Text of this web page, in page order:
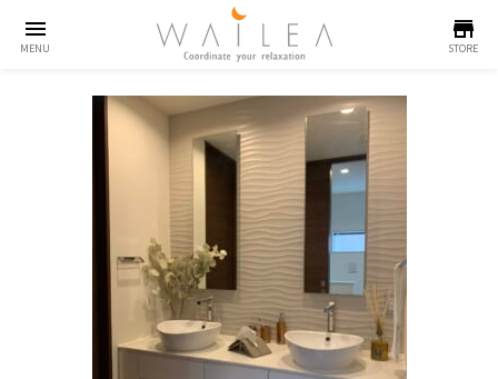
menu
MENU
store
STORE